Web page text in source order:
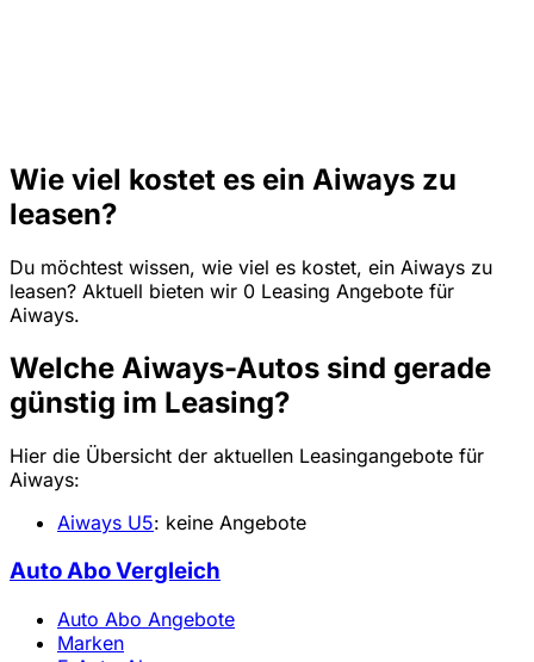
Wie viel kostet es ein Aiways zu
leasen?
Du möchtest wissen, wie viel es kostet, ein Aiways zu
leasen? Aktuell bieten wir 0 Leasing Angebote für
Aiways.
Welche Aiways-Autos sind gerade
günstig im Leasing?
Hier die Übersicht der aktuellen Leasingangebote für
Aiways:
Aiways U5: keine Angebote
Auto Abo Vergleich
Auto Abo Angebote
Marken